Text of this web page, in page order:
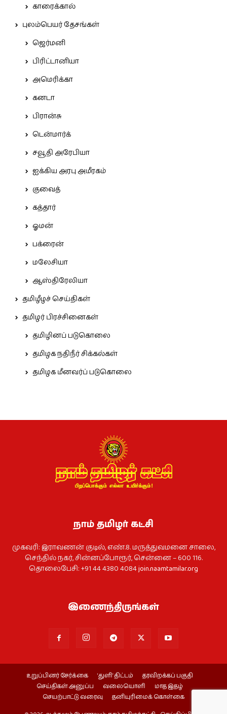
காரைக்கால்
புலம்பெயர் தேசங்கள்
ஜெர்மனி
பிரிட்டானியா
அமெரிக்கா
கனடா
பிரான்சு
டென்மார்க்
சவூதி அரேபியா
ஐக்கிய அரபு அமீரகம்
குவைத்
கத்தார்
ஓமன்
பக்ரைன்
மலேசியா
ஆஸ்திரேலியா
தமிழீழச் செய்திகள்
தமிழர் பிரச்சினைகள்
தமிழினப் படுகொலை
தமிழக நதிநீர் சிக்கல்கள்
தமிழக மீனவர்ப் படுகொலை
நாம் தமிழர் கட்சி
முகவரி: இராவணன் குடில், எண்.8. மருத்துவமனை சாலை,
செந்தில் நகர், சின்னப்போரூர், சென்னை – 600 116.
தொலைபேசி: +91 44 4380 4084join.naamtamilar.org
இணைந்திருங்கள்
உறுப்பினர் சேர்க்கை ‘துளி’ திட்டம்
தரவிறக்கப் பகுதி
செய்திகள் அனுப்ப
வலையொளி
மாத இதழ்
செயற்பாட்டு வரைவு
தனியுரிமைக் கொள்கை